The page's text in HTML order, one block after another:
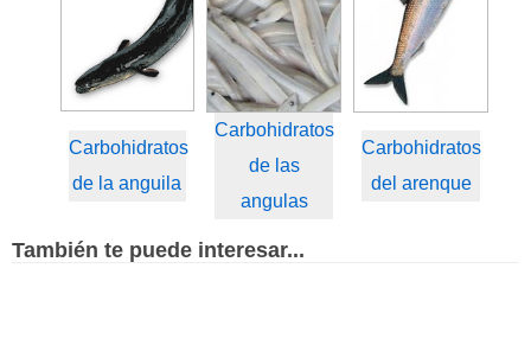
Carbohidratos
de la anguila
Carbohidratos
de las
angulas
Carbohidratos
del arenque
También te puede interesar...